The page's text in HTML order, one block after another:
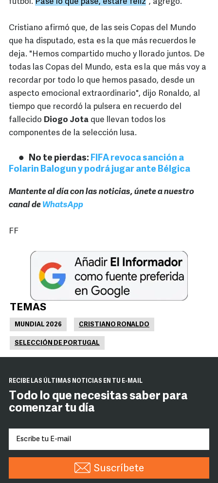
futbol. Pase lo que pase, estaré feliz ", agregó.
Cristiano afirmó que, de las seis Copas del Mundo
que ha disputado, esta es la que más recuerdos le
deja. "Hemos compartido mucho y llorado juntos. De
todas las Copas del Mundo, esta es la que más voy a
recordar por todo lo que hemos pasado, desde un
aspecto emocional extraordinario", dijo Ronaldo, al
tiempo que recordó la pulsera en recuerdo del
fallecido Diogo Jota que llevan todos los
componentes de la selección lusa.
No te pierdas: FIFA revoca sanción a
Folarin Balogun y podrá jugar ante Bélgica
Mantente al día con las noticias, únete a nuestro
canal de WhatsApp
FF
TEMAS
MUNDIAL 2026 CRISTIANO RONALDO
SELECCIÓN DE PORTUGAL
RECIBE LAS ÚLTIMAS NOTICIAS EN TU E-MAIL
Todo lo que necesitas saber para
comenzar tu día
Suscríbete